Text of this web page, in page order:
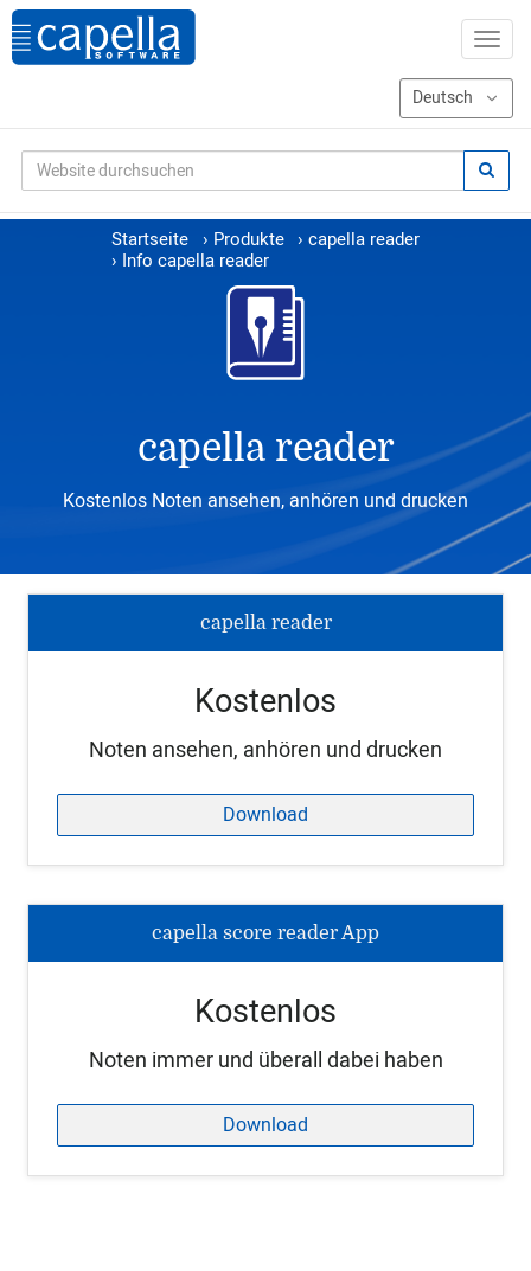
Startseite › Produkte › capella reader
› Info capella reader
capella reader
Kostenlos Noten ansehen, anhören und drucken
capella reader
Kostenlos
Noten ansehen, anhören und drucken
Download
capella score reader App
Kostenlos
Noten immer und überall dabei haben
Download